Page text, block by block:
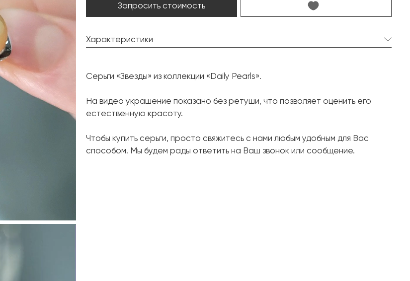
Запросить стоимость
Характеристики
Форма:
Бриллиант:
6 шт. 0.19 карат.
Форма огранки:
Металл:
Белое золото, 750 проба
Вес грамм:
Серьги «Звезды» из коллекции «Daily Pearls».
На видео украшение показано без ретуши, что позволяет оценить его
естественную красоту.
Чтобы купить серьги, просто свяжитесь с нами любым удобным для Вас
способом. Мы будем рады ответить на Ваш звонок или сообщение.